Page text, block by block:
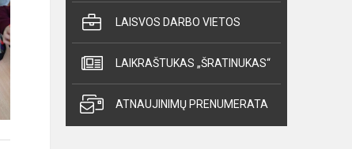
LAISVOS DARBO VIETOS
LAIKRAŠTUKAS „ŠRATINUKAS“
ATNAUJINIMŲ PRENUMERATA